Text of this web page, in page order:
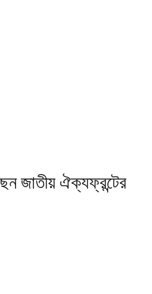
জাতীয় ঐক্যফ্রন্টের